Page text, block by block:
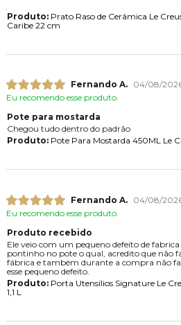
Produto:Prato Raso de Cerâmica Le
Caribe 22 cm
Fernando A.
04/08/
Eu recomendo esse produto.
Pote para mostarda
Chegou tudo dentro do padrão
Produto:Pote Para Mostarda 450ML Le
Fernando A.
04/08/
Eu recomendo esse produto.
Produto recebido
Ele veio com um pequeno defeito de
pontinho no pote o qual, acredito que não
fábrica e também durante a compra não
esse pequeno defeito.
Produto:Porta Utensílios Signature Le
1,1 L